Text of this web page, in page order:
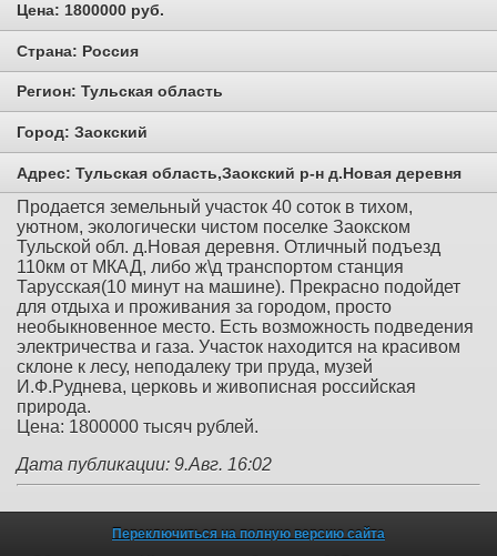
Цена: 1800000 руб.
Страна: Россия
Регион: Тульская область
Город: Заокский
Адрес: Тульская область,Заокский р-н д.Новая деревня
Продается земельный участок 40 соток в тихом,
уютном, экологически чистом поселке Заокском
Тульской обл. д.Новая деревня. Отличный подъезд
110км от МКАД, либо ж\д транспортом станция
Тарусская(10 минут на машине). Прекрасно подойдет
для отдыха и проживания за городом, просто
необыкновенное место. Есть возможность подведения
электричества и газа. Участок находится на красивом
склоне к лесу, неподалеку три пруда, музей
И.Ф.Руднева, церковь и живописная российская
природа.
Цена: 1800000 тысяч рублей.
Дата публикации: 9.Авг. 16:02
Переключиться на полную версию сайта